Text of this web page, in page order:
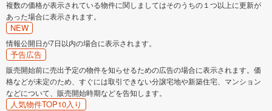
複数の価格が表示されている物件に関しましてはそのうちの１つ以上に更新が
あった場合に表示されます。
NEW
情報公開日が7日以内の場合に表示されます。
予告広告
販売開始前に売出予定の物件を知らせるための広告の場合に表示されます。価
格などが未定のため、すぐには取引できない分譲宅地や新築住宅、マンション
などについて、販売開始時期などを告知します。
人気物件TOP10入り